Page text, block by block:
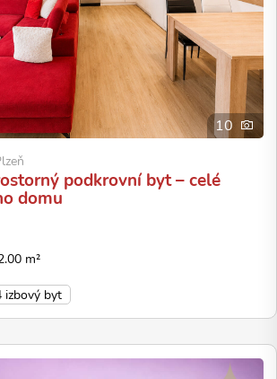
10
podkrovní byt – celé
domu
m²
izbový byt